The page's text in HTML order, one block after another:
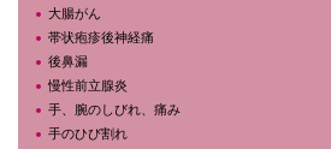
大腸がん
帯状疱疹後神経痛
後鼻漏
慢性前立腺炎
手、腕のしびれ、痛み
手のひび割れ